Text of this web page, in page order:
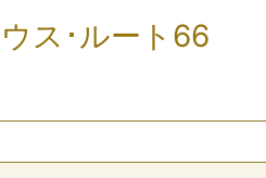
ス･ルート66